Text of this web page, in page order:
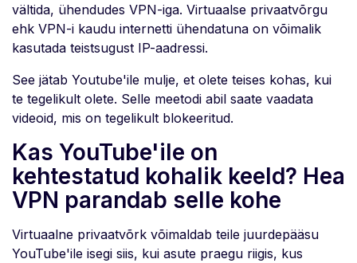
vältida, ühendudes VPN-iga. Virtuaalse privaatvõrgu
ehk VPN-i kaudu internetti ühendatuna on võimalik
kasutada teistsugust IP-aadressi.
See jätab Youtube'ile mulje, et olete teises kohas, kui
te tegelikult olete. Selle meetodi abil saate vaadata
videoid, mis on tegelikult blokeeritud.
Kas YouTube'ile on
kehtestatud kohalik keeld? Hea
VPN parandab selle kohe
Virtuaalne privaatvõrk võimaldab teile juurdepääsu
YouTube'ile isegi siis, kui asute praegu riigis, kus